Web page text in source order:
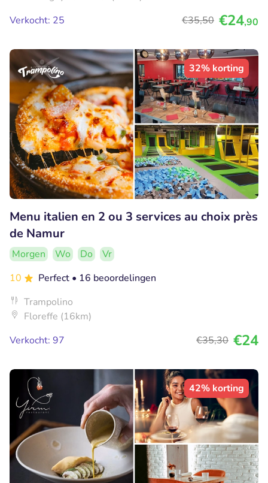
Verkocht: 25
€35,50 €24,90
32% korting
Menu italien en 2 ou 3 services au choix près
de Namur
Morgen Wo Do
Vr
10
Perfect • 16 beoordelingen
Trampolino
Floreffe (16km)
Verkocht: 97
€35,30 €24
42% korting